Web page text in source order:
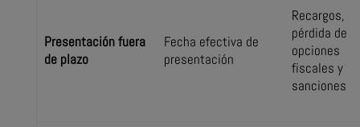
Presentación fuera
de plazo
Fecha efectiva de
presentación
Recargos,
pérdida de
opciones
fiscales y
sanciones